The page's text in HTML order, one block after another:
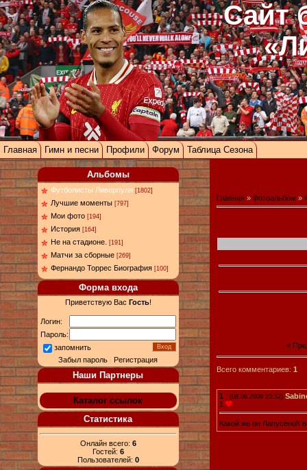
Сайт
Главная Гимн и песни Профили Форум Таблица Сезона
Альбомы
Футболисты Ливерпуля [1802]
Лучшие моменты [797]
Мои фото [194]
История [164]
Не на стадионе. [191]
Матчи за сборные [269]
Фернандо Торрес Биография [100]
Форма входа
Приветствую Вас Гость!
Логин:
Пароль:
запомнить
Забыл пароль |Регистрация
Наши Партнеры
Каталог ссылок
Статистика
Онлайн всего: 6
Гостей: 6
Пользователей: 0
Главная » Фотоальбом »
«
Всего комментариев: 1
1 (08.06.2009 23:32)
1
Какой же он ЛапусёноК